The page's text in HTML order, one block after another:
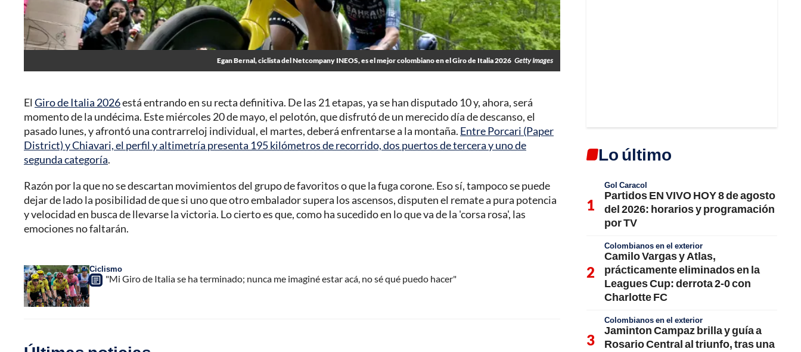
Egan Bernal, ciclista del Netcompany INEOS, es el mejor colombiano en el Giro de Italia 2026 Getty Images
El Giro de Italia 2026está entrando en su recta definitiva. De las 21 etapas, ya se han disputado 10 y, ahora, será
momento de la undécima. Este miércoles 20 de mayo, el pelotón, que disfrutó de un merecido día de descanso, el
pasado lunes, y afrontó una contrarreloj individual, el martes, deberá enfrentarse a la montaña. Entre Porcari (Paper
District) y Chiavari, el perfil y altimetría presenta 195 kilómetros de recorrido, dos puertos de tercera y uno de
segunda categoría.
Razón por la que no se descartan movimientos del grupo de favoritos o que la fuga corone. Eso sí, tampoco se puede
dejar de lado la posibilidad de que si uno que otro embalador supera los ascensos, disputen el remate a pura potencia
y velocidad en busca de llevarse la victoria. Lo cierto es que, como ha sucedido en lo que va de la 'corsa rosa', las
emociones no faltarán.
Ciclismo
"Mi Giro de Italia se ha terminado; nunca me imaginé estar acá, no sé qué puedo hacer"
Lo último
Gol Caracol
Partidos EN VIVO HOY 8 de agosto
del 2026: horarios y programación
por TV
Colombianos en el exterior
Camilo Vargas y Atlas,
prácticamente eliminados en la
Leagues Cup: derrota 2-0 con
Charlotte FC
Colombianos en el exterior
Jaminton Campaz brilla y guía a
Rosario Central al triunfo, tras una